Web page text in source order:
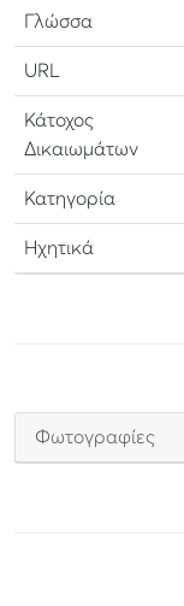
Γλώσσα
URL
Κάτοχος
Δικαιωμάτων
Κατηγορία
Ηχητικά
Φωτογραφίες